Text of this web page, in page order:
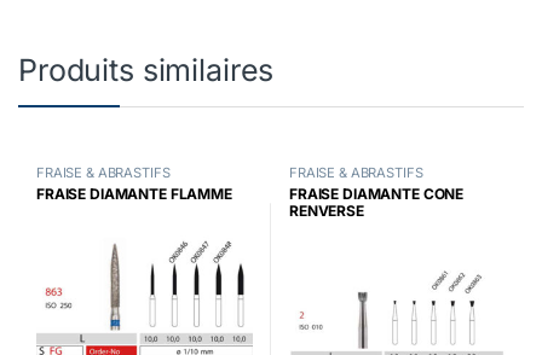
Produits similaires
FRAISE & ABRASTIFS
FRAISE DIAMANTE FLAMME
FRAISE & ABRASTIFS
FRAISE DIAMANTE CONE
RENVERSE